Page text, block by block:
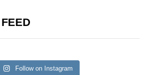
Follow on Instagram